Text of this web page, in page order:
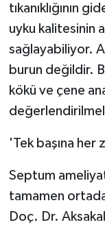
tıkanıklığının
uyku kalitesinin
sağlayabiliyor.
burun değildir.
kökü ve çene
'Tek başına
Septum
tamamen
Doç. Dr.